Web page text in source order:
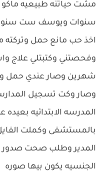
مشت حياتنه طبيعيه
سنوات ويوسف ست
اخذ حب مانع حمل وتركته
وفحصتني وكتبتلي علاج
شهرين وصار عندي حمل
وصار وكت تسجيل
المدرسه الابتدائيه
بالمستشفى وكملت
المدير وطلب صحت صدور
الجنسيه يكون بيها صوره